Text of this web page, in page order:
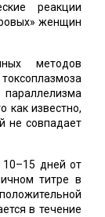
реакции
женщин
методов
как известно,
не совпадает
10–15 дней от
титре в
в течение